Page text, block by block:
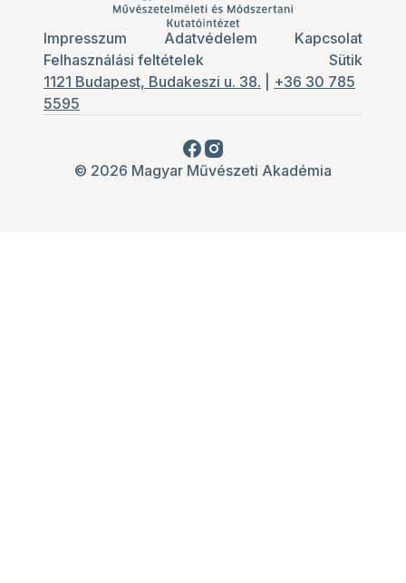
Impresszum Adatvédelem
Kapcsolat
Felhasználási feltételek
Sütik
1121 Budapest, Budakeszi u. 38.
+36 30 785
5595
© 2026 Magyar Művészeti Akadémia